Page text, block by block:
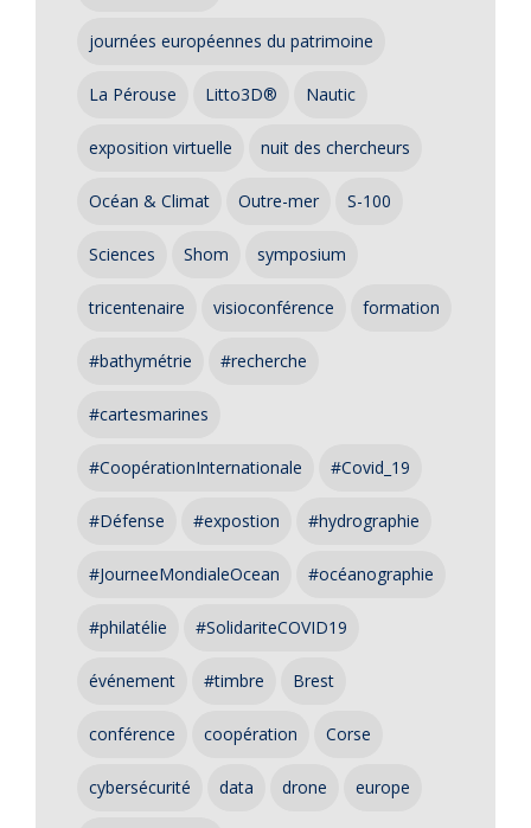
journées européennes du patrimoine
La Pérouse Litto3D® Nautic
exposition virtuelle nuit des chercheurs
Océan & Climat Outre-mer S-100
Sciences Shom symposium
tricentenaire visioconférence formation
#bathymétrie #recherche
#cartesmarines
#CoopérationInternationale #Covid_19
#Défense #expostion #hydrographie
#JourneeMondialeOcean #océanographie
#philatélie #SolidariteCOVID19
événement #timbre Brest
conférence coopération Corse
cybersécurité data drone europe